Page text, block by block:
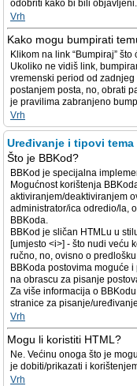
odobriti kako bi bili
Vrh
Kako mogu bumpirati
Klikom na link “Bumpiraj”
Ukoliko ne vidiš link,
vremenski period od
postanjem posta, no, obrati
je pravilima zabranjeno
Vrh
Uređivanje i tipovi tema
Što je BBKod?
BBKod je specijalna
Mogućnost korištenja
aktiviranjem/deaktiviranjem
administrator/ica odredio/la,
BBKoda.
BBKod je sličan HTMLu u
[umjesto <i>] - što nudi veću
ručno, no, ovisno o
BBKoda postovima moguće
na obrascu za pisanje
Za više informacija o
stranice za pisanje/
Vrh
Mogu li koristiti HTML?
Ne. Većinu onoga što je
je dobiti/prikazati i
Vrh